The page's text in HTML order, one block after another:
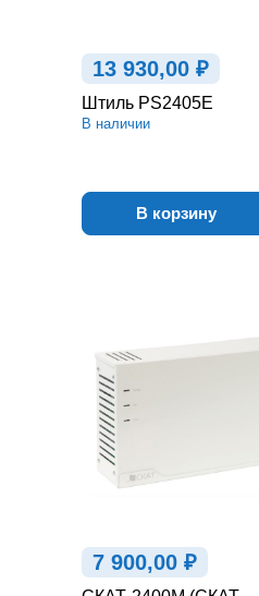
13 930,00 ₽
Штиль PS2405E
В наличии
В корзину
7 900,00 ₽